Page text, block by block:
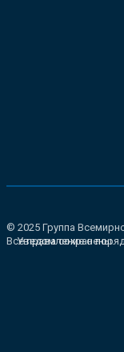
© 2025 Группа
Все права сохранены.
Уведомление о